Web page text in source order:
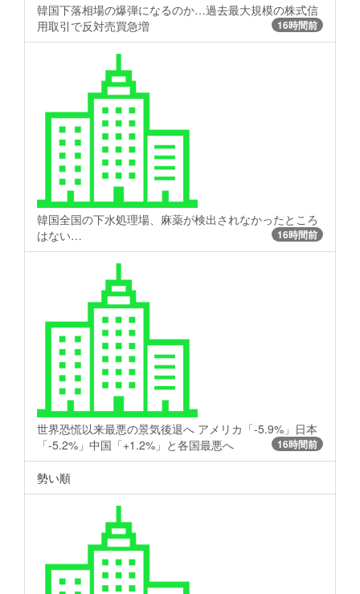
韓国下落相場の爆弾になるのか…過去最大規模の株式信
用取引で反対売買急増
16時間前
韓国全国の下水処理場、麻薬が検出されなかったところ
はない…
16時間前
世界恐慌以来最悪の景気後退へ アメリカ「-5.9%」日本
「-5.2%」中国「+1.2%」と各国最悪へ
16時間前
勢い順